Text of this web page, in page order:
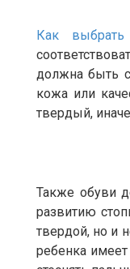
Как выбрать
должна быть
кожа или
твердый,
Также обуви
развитию
твердой, но и
ребенка